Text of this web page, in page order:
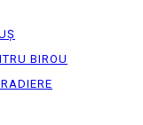
BIROU